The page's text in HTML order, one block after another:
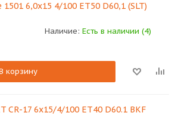
6,0х15 4/100 ET50 D60,1 (SLT)
Наличие: Есть в наличии (4)
корзину
CR-17 6x15/4/100 ET40 D60.1 BKF